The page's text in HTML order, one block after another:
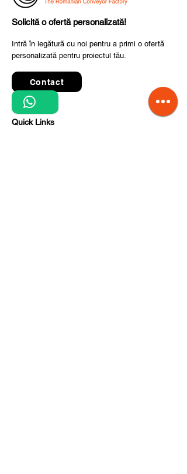
Solicită o ofertă personalizată!
Intră în legătură cu noi pentru a primi o ofertă
personalizată pentru proiectul tău.
Contact
Quick Links